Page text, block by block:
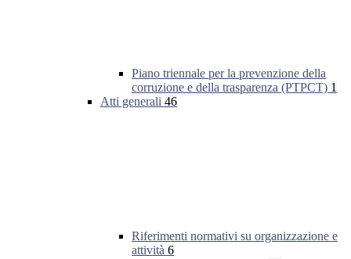
Piano triennale per la prevenzione della
corruzione e della trasparenza (PTPCT) 1
Atti generali 46
Riferimenti normativi su organizzazione e
attività 6